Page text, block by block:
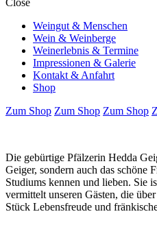
Close
Weingut & Menschen
Wein & Weinberge
Weinerlebnis & Termine
Impressionen & Galerie
Kontakt & Anfahrt
Shop
Zum Shop Zum Shop Zum Shop
Die gebürtige Pfälzerin Hedda
Geiger, sondern auch das schöne
Studiums kennen und lieben. Sie
vermittelt unseren Gästen, die
Stück Lebensfreude und